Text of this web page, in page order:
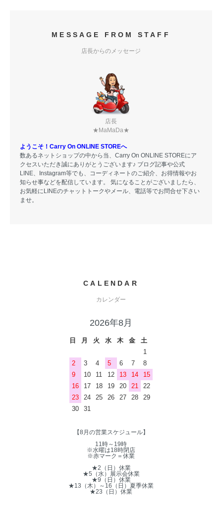
MESSAGE FROM STAFF
店長からのメッセージ
店長
★MaMaDa★
ようこそ！Carry On ONLINE STOREへ
数あるネットショップの中から当、Carry On ONLINE STOREにア
クセスいただき誠にありがとうございます♪ ブログ記事や公式
LINE、Instagram等でも、コーディネートのご紹介、お得情報やお
知らせ事などを配信しています。 気になることがございましたら、
お気軽にLINEのチャットトークやメール、電話等でお問合せ下さい
ませ。
CALENDAR
カレンダー
2026年8月
日 月 火 水 木 金
土
1
2
3 4 5 6 7
8
9
10 11 12 13 14
15
16
17 18 19 20 21
22
23
24 25 26 27 28
29
30
31
【8月の営業スケジュール】
11時～19時
※水曜は18時閉店
※赤マーク＝休業
★2（日）休業
★5（水）展示会休業
★9（日）休業
★13（木）～16（日）夏季休業
★23（日）休業